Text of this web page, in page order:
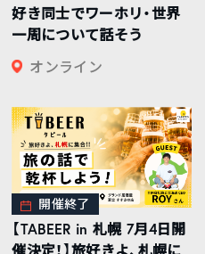
好き同士でワーホリ・世界
一周について話そう
オンライン
開催終了
【TABEER in 札幌 7月4日開
催決定！】旅好きよ、札幌に